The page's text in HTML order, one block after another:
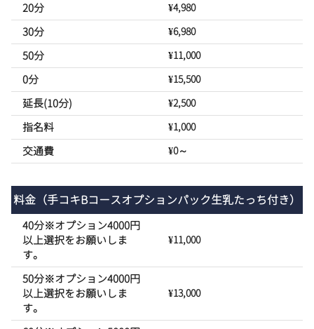
20分 ¥4,980
30分 ¥6,980
50分 ¥11,000
0分 ¥15,500
延長(10分) ¥2,500
指名料 ¥1,000
交通費 ¥0～
料金 （手コキBコースオプションパック生乳たっち付き）
40分※オプション4000円
以上選択をお願いしま
す。
¥11,000
50分※オプション4000円
以上選択をお願いしま
す。
¥13,000